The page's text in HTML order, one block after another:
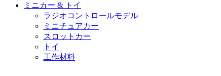
ミニカー & トイ
ラジオコントロールモデル
ミニチュアカー
スロットカー
トイ
工作材料